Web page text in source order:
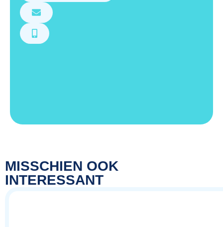
MISSCHIEN OOK
INTERESSANT